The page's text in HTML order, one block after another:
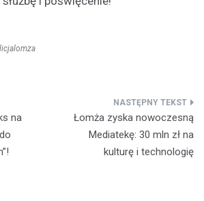
na
Łomża zyska nowoczesną
Mediatekę: 30 mln zł na
kulturę i technologię